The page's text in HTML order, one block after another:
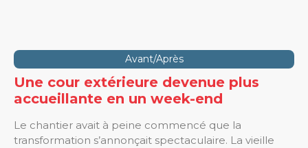
Avant/Après
Une cour extérieure devenue plus
accueillante en un week-end
Le chantier avait à peine commencé que la
transformation s’annonçait spectaculaire. La vieille